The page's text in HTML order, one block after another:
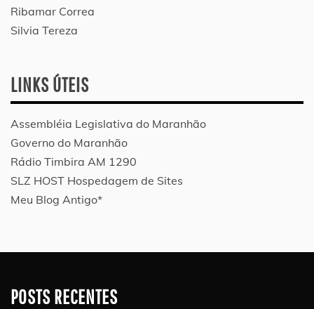
Ribamar Correa
Silvia Tereza
LINKS ÚTEIS
Assembléia Legislativa do Maranhão
Governo do Maranhão
Rádio Timbira AM 1290
SLZ HOST Hospedagem de Sites
Meu Blog Antigo*
POSTS RECENTES